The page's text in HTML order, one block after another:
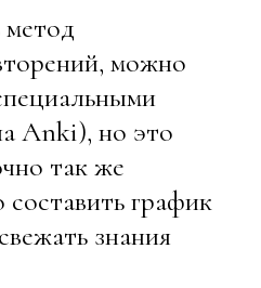
можно
Anki), но это
так же
график
знания